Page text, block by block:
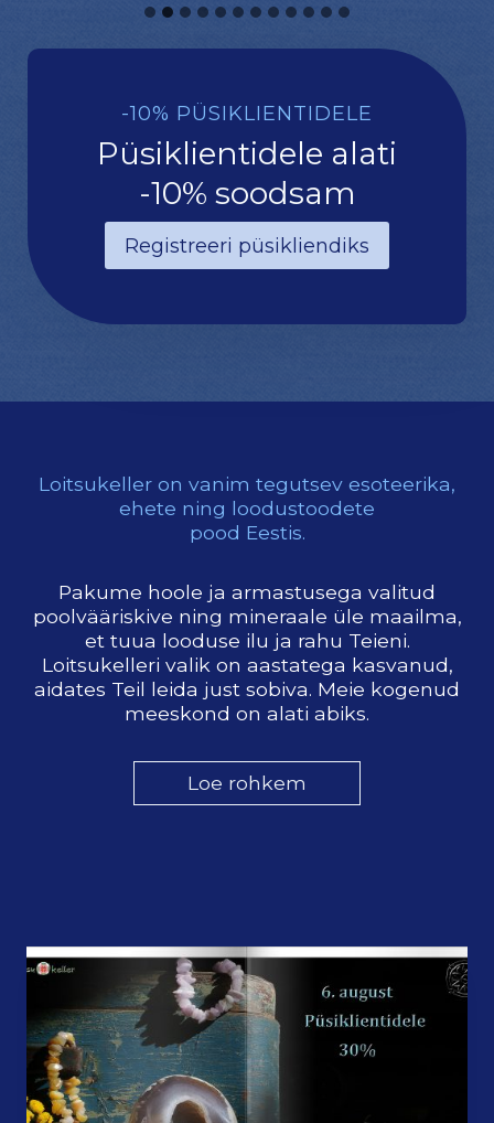
-10% PÜSIKLIENTIDELE
Püsiklientidele alati
-10% soodsam
Registreeri püsikliendiks
Loitsukeller on vanim tegutsev esoteerika,
ehete ning loodustoodete
pood Eestis.
Pakume hoole ja armastusega valitud
poolvääriskive ning mineraale üle maailma,
et tuua looduse ilu ja rahu Teieni.
Loitsukelleri valik on aastatega kasvanud,
aidates Teil leida just sobiva. Meie kogenud
meeskond on alati abiks.
Loe rohkem